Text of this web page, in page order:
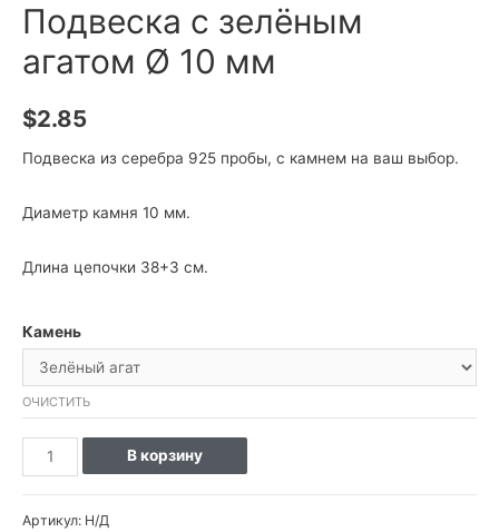
Подвеска с зелёным
агатом Ø 10 мм
$2.85
Подвеска из серебра 925 пробы, с камнем на ваш выбор.
Диаметр камня 10 мм.
Длина цепочки 38+3 см.
Камень
ОЧИСТИТЬ
В корзину
Артикул: Н/Д